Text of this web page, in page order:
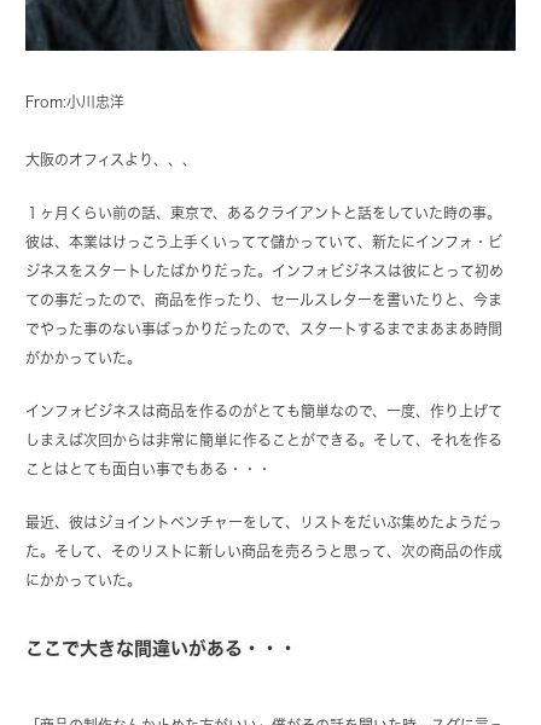
From:小川忠洋
大阪のオフィスより、、、
１ヶ月くらい前の話、東京で、あるクライアントと話をしていた時の事。
彼は、本業はけっこう上手くいってて儲かっていて、新たにインフォ・ビ
ジネスをスタートしたばかりだった。インフォビジネスは彼にとって初め
ての事だったので、商品を作ったり、セールスレターを書いたりと、今ま
でやった事のない事ばっかりだったので、スタートするまでまあまあ時間
がかかっていた。
インフォビジネスは商品を作るのがとても簡単なので、一度、作り上げて
しまえば次回からは非常に簡単に作ることができる。そして、それを作る
ことはとても面白い事でもある・・・
最近、彼はジョイントベンチャーをして、リストをだいぶ集めたようだっ
た。そして、そのリストに新しい商品を売ろうと思って、次の商品の作成
にかかっていた。
ここで大きな間違いがある・・・